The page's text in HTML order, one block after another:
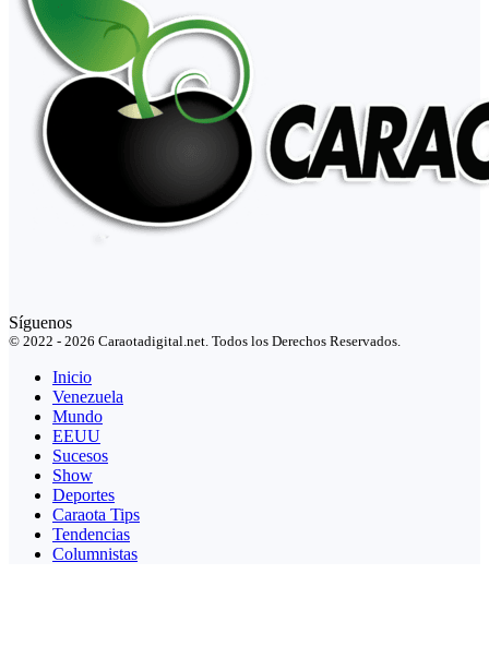
Síguenos
© 2022 - 2026 Caraotadigital.net. Todos los Derechos Reservados.
Inicio
Venezuela
Mundo
EEUU
Sucesos
Show
Deportes
Caraota Tips
Tendencias
Columnistas